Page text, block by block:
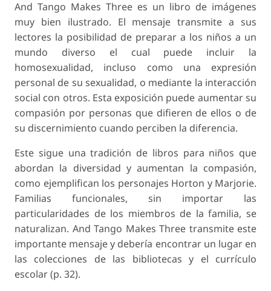
And Tango Makes Three es un libro de imágenes
muy bien ilustrado. El mensaje transmite a sus
lectores la posibilidad de preparar a los niños a un
mundo diverso el cual puede incluir la
homosexualidad, incluso como una expresión
personal de su sexualidad, o mediante la interacción
social con otros. Esta exposición puede aumentar su
compasión por personas que difieren de ellos o de
su discernimiento cuando perciben la diferencia.
Este sigue una tradición de libros para niños que
abordan la diversidad y aumentan la compasión,
como ejemplifican los personajes Horton y Marjorie.
Familias funcionales, sin importar las
particularidades de los miembros de la familia, se
naturalizan. And Tango Makes Three transmite este
importante mensaje y debería encontrar un lugar en
las colecciones de las bibliotecas y el currículo
escolar (p. 32).